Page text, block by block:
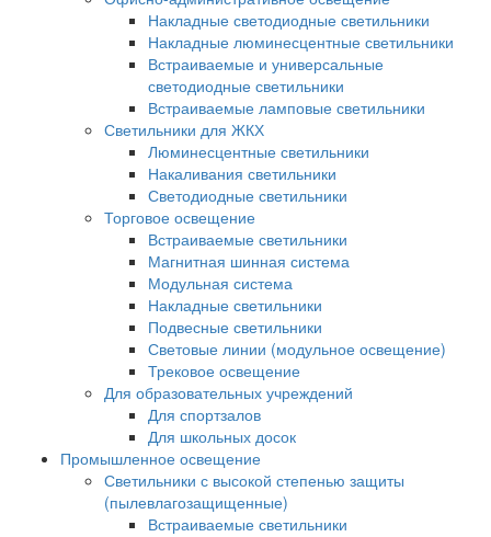
Накладные светодиодные светильники
Накладные люминесцентные светильники
Встраиваемые и универсальные
светодиодные светильники
Встраиваемые ламповые светильники
Светильники для ЖКХ
Люминесцентные светильники
Накаливания светильники
Светодиодные светильники
Торговое освещение
Встраиваемые светильники
Магнитная шинная система
Модульная система
Накладные светильники
Подвесные светильники
Световые линии (модульное освещение)
Трековое освещение
Для образовательных учреждений
Для спортзалов
Для школьных досок
Промышленное освещение
Светильники с высокой степенью защиты
(пылевлагозащищенные)
Встраиваемые светильники